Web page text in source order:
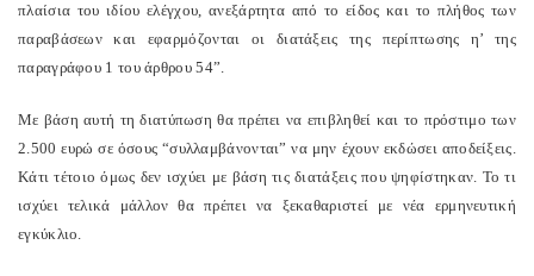
πλαίσια του ιδίου ελέγχου, ανεξάρτητα από το είδος και το πλήθος των
παραβάσεων και εφαρμόζονται οι διατάξεις της περίπτωσης η’ της
παραγράφου 1 του άρθρου 54”.
Με βάση αυτή τη διατύπωση θα πρέπει να επιβληθεί και το πρόστιμο των
2.500 ευρώ σε όσους “συλλαμβάνονται” να μην έχουν εκδώσει αποδείξεις.
Κάτι τέτοιο όμως δεν ισχύει με βάση τις διατάξεις που ψηφίστηκαν. Το τι
ισχύει τελικά μάλλον θα πρέπει να ξεκαθαριστεί με νέα ερμηνευτική
εγκύκλιο.